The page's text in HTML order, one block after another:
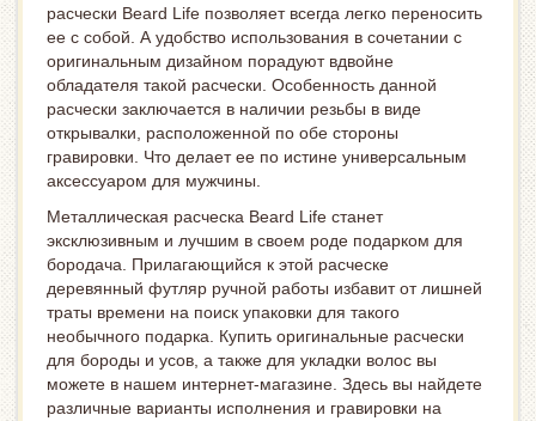
расчески Beard Life позволяет всегда легко переносить
ее с собой. А удобство использования в сочетании с
оригинальным дизайном порадуют вдвойне
обладателя такой расчески. Особенность данной
расчески заключается в наличии резьбы в виде
открывалки, расположенной по обе стороны
гравировки. Что делает ее по истине универсальным
аксессуаром для мужчины.
Металлическая расческа Beard Life станет
эксклюзивным и лучшим в своем роде подарком для
бородача. Прилагающийся к этой расческе
деревянный футляр ручной работы избавит от лишней
траты времени на поиск упаковки для такого
необычного подарка. Купить оригинальные расчески
для бороды и усов, а также для укладки волос вы
можете в нашем интернет-магазине. Здесь вы найдете
различные варианты исполнения и гравировки на